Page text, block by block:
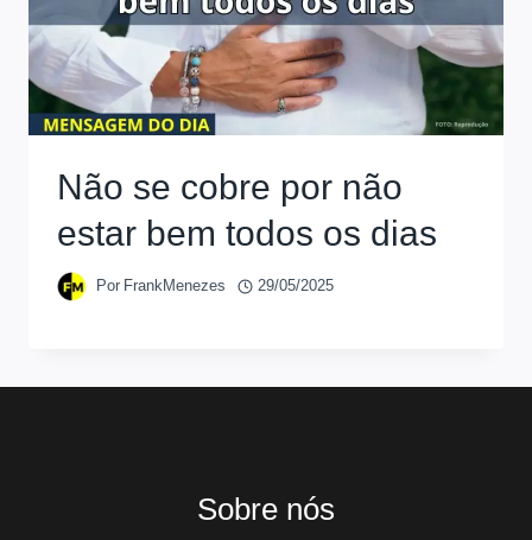
Não se cobre por não
estar bem todos os dias
Por FrankMenezes 29/05/2025
Sobre nós